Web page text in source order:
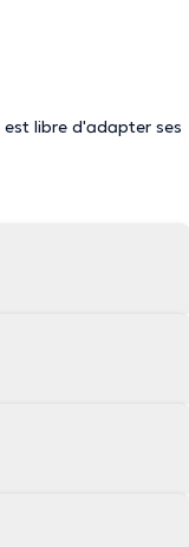
libre d'adapter ses